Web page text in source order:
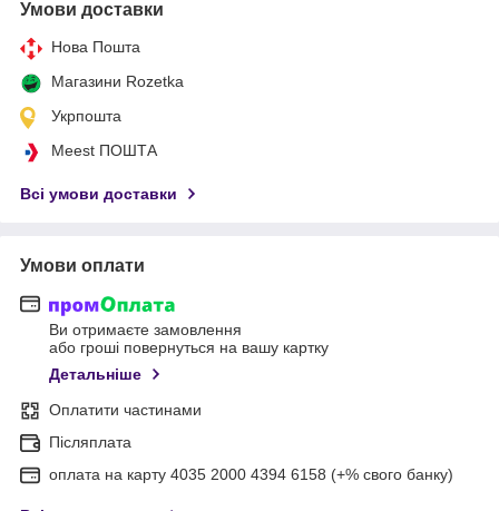
Умови доставки
Нова Пошта
Магазини Rozetka
Укрпошта
Meest ПОШТА
Всі умови доставки
Умови оплати
Ви отримаєте замовлення
або гроші повернуться на вашу картку
Детальніше
Оплатити частинами
Післяплата
оплата на карту 4035 2000 4394 6158 (+% свого банку)